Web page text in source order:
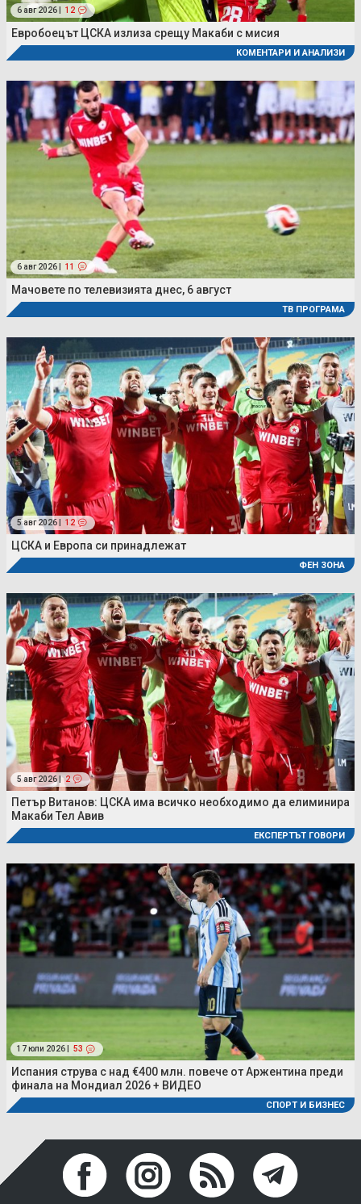
6 авг 2026 | 12
Евробоецът ЦСКА излиза срещу Макаби с мисия
КОМЕНТАРИ И АНАЛИЗИ
6 авг 2026 | 11
Мачовете по телевизията днес, 6 август
ТВ ПРОГРАМА
5 авг 2026 | 12
ЦСКА и Европа си принадлежат
ФЕН ЗОНА
5 авг 2026 | 2
Петър Витанов: ЦСКА има всичко необходимо да елиминира
Макаби Тел Авив
ЕКСПЕРТЪТ ГОВОРИ
17 юли 2026 | 53
Испания струва с над €400 млн. повече от Аржентина преди
финала на Мондиал 2026 + ВИДЕО
СПОРТ И БИЗНЕС